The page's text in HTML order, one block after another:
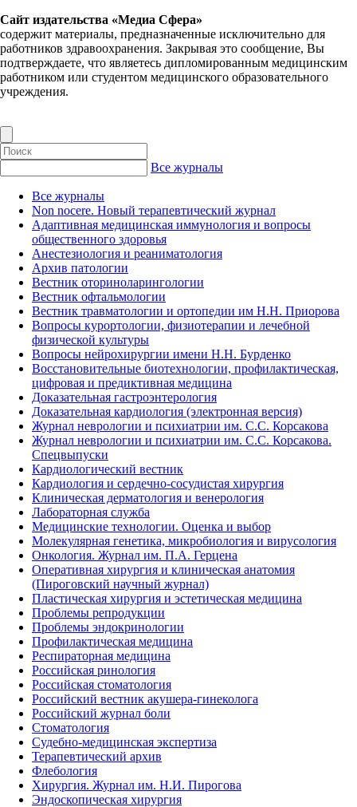
Сайт издательства «Медиа Сфера»
содержит материалы, предназначенные исключительно для
работников здравоохранения. Закрывая это сообщение, Вы
подтверждаете, что являетесь дипломированным медицинским
работником или студентом медицинского образовательного
учреждения.
Все журналы
Все журналы
Non nocere. Новый терапевтический журнал
Адаптивная медицинская иммунология и вопросы
общественного здоровья
Анестезиология и реаниматология
Архив патологии
Вестник оториноларингологии
Вестник офтальмологии
Вестник травматологии и ортопедии им Н.Н. Приорова
Вопросы курортологии, физиотерапии и лечебной
физической культуры
Вопросы нейрохирургии имени Н.Н. Бурденко
Восстановительные биотехнологии, профилактическая,
цифровая и предиктивная медицина
Доказательная гастроэнтерология
Доказательная кардиология (электронная версия)
Журнал неврологии и психиатрии им. С.С. Корсакова
Журнал неврологии и психиатрии им. С.С. Корсакова.
Спецвыпуски
Кардиологический вестник
Кардиология и сердечно-сосудистая хирургия
Клиническая дерматология и венерология
Лабораторная служба
Медицинские технологии. Оценка и выбор
Молекулярная генетика, микробиология и вирусология
Онкология. Журнал им. П.А. Герцена
Оперативная хирургия и клиническая анатомия
(Пироговский научный журнал)
Пластическая хирургия и эстетическая медицина
Проблемы репродукции
Проблемы эндокринологии
Профилактическая медицина
Респираторная медицина
Российская ринология
Российская стоматология
Российский вестник акушера-гинеколога
Российский журнал боли
Стоматология
Судебно-медицинская экспертиза
Терапевтический архив
Флебология
Хирургия. Журнал им. Н.И. Пирогова
Эндоскопическая хирургия